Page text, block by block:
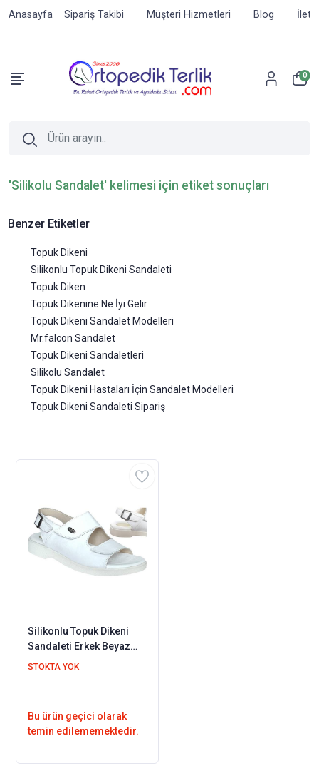
Anasayfa Sipariş Takibi Müşteri Hizmetleri Blog
0
'Silikolu Sandalet' kelimesi için etiket sonuçları
Benzer Etiketler
Topuk Dikeni
Silikonlu Topuk Dikeni Sandaleti
Topuk Diken
Topuk Dikenine Ne İyi Gelir
Topuk Dikeni Sandalet Modelleri
Mr.falcon Sandalet
Topuk Dikeni Sandaletleri
Silikolu Sandalet
Topuk Dikeni Hastaları İçin Sandalet Modelleri
Topuk Dikeni Sandaleti Sipariş
Silikonlu Topuk Dikeni
Sandaleti Erkek Beyaz
EPT14AB
STOKTA YOK
Bu ürün geçici olarak
temin edilememektedir.